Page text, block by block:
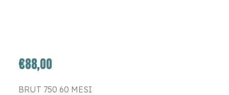
€88,00
BRUT 750 60 MESI